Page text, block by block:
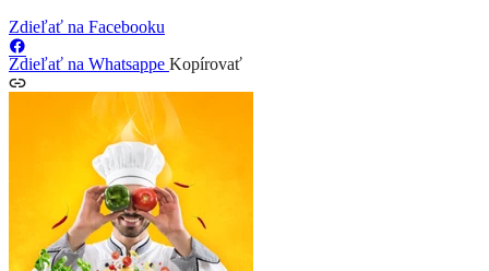
Zdieľať na Facebooku
Zdieľať na Whatsappe Kopírovať